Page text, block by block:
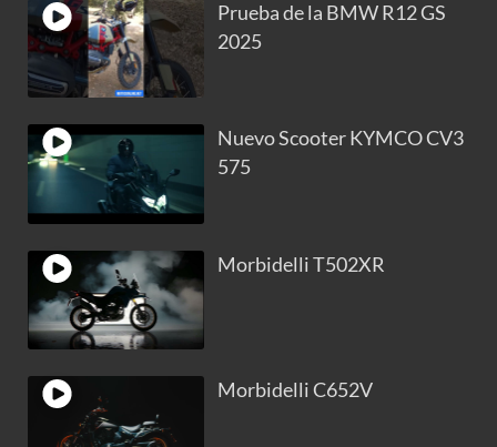
Prueba de la BMW R12 GS
2025
Nuevo Scooter KYMCO CV3
575
Morbidelli T502XR
Morbidelli C652V